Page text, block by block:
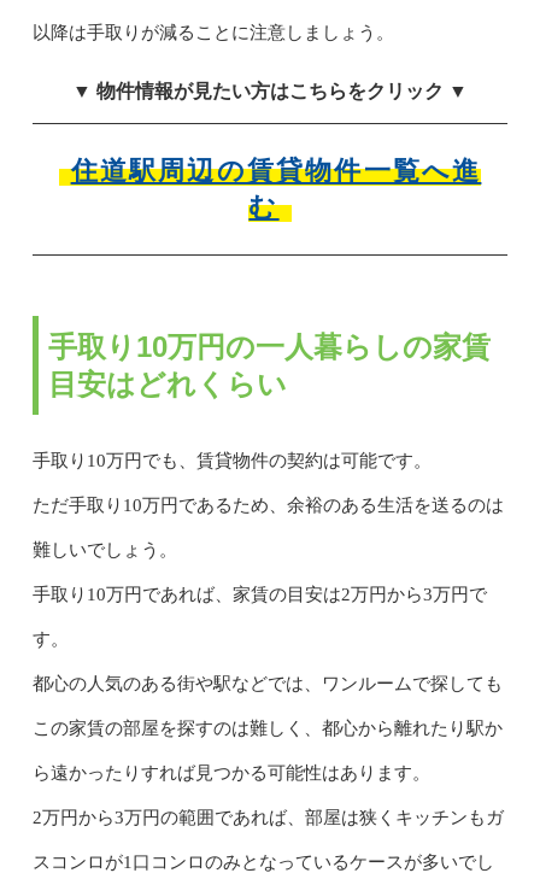
以降は手取りが減ることに注意しましょう。
▼ 物件情報が見たい方はこちらをクリック ▼
住道駅周辺の賃貸物件一覧へ進
む
手取り10万円の一人暮らしの家賃
目安はどれくらい
手取り10万円でも、賃貸物件の契約は可能です。
ただ手取り10万円であるため、余裕のある生活を送るのは
難しいでしょう。
手取り10万円であれば、家賃の目安は2万円から3万円で
す。
都心の人気のある街や駅などでは、ワンルームで探しても
この家賃の部屋を探すのは難しく、都心から離れたり駅か
ら遠かったりすれば見つかる可能性はあります。
2万円から3万円の範囲であれば、部屋は狭くキッチンもガ
スコンロが1口コンロのみとなっているケースが多いでし